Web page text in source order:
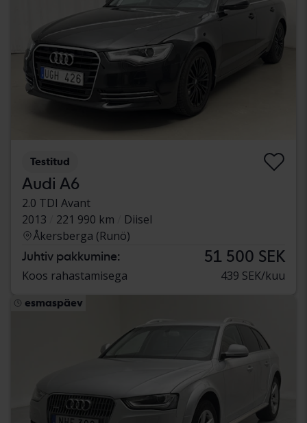
Testitud
Audi A6
2.0 TDI Avant
2013
221 990 km
Diisel
Åkersberga (Runö)
Juhtiv pakkumine: 51 500 SEK
Koos rahastamisega 439 SEK/kuu
esmaspäev